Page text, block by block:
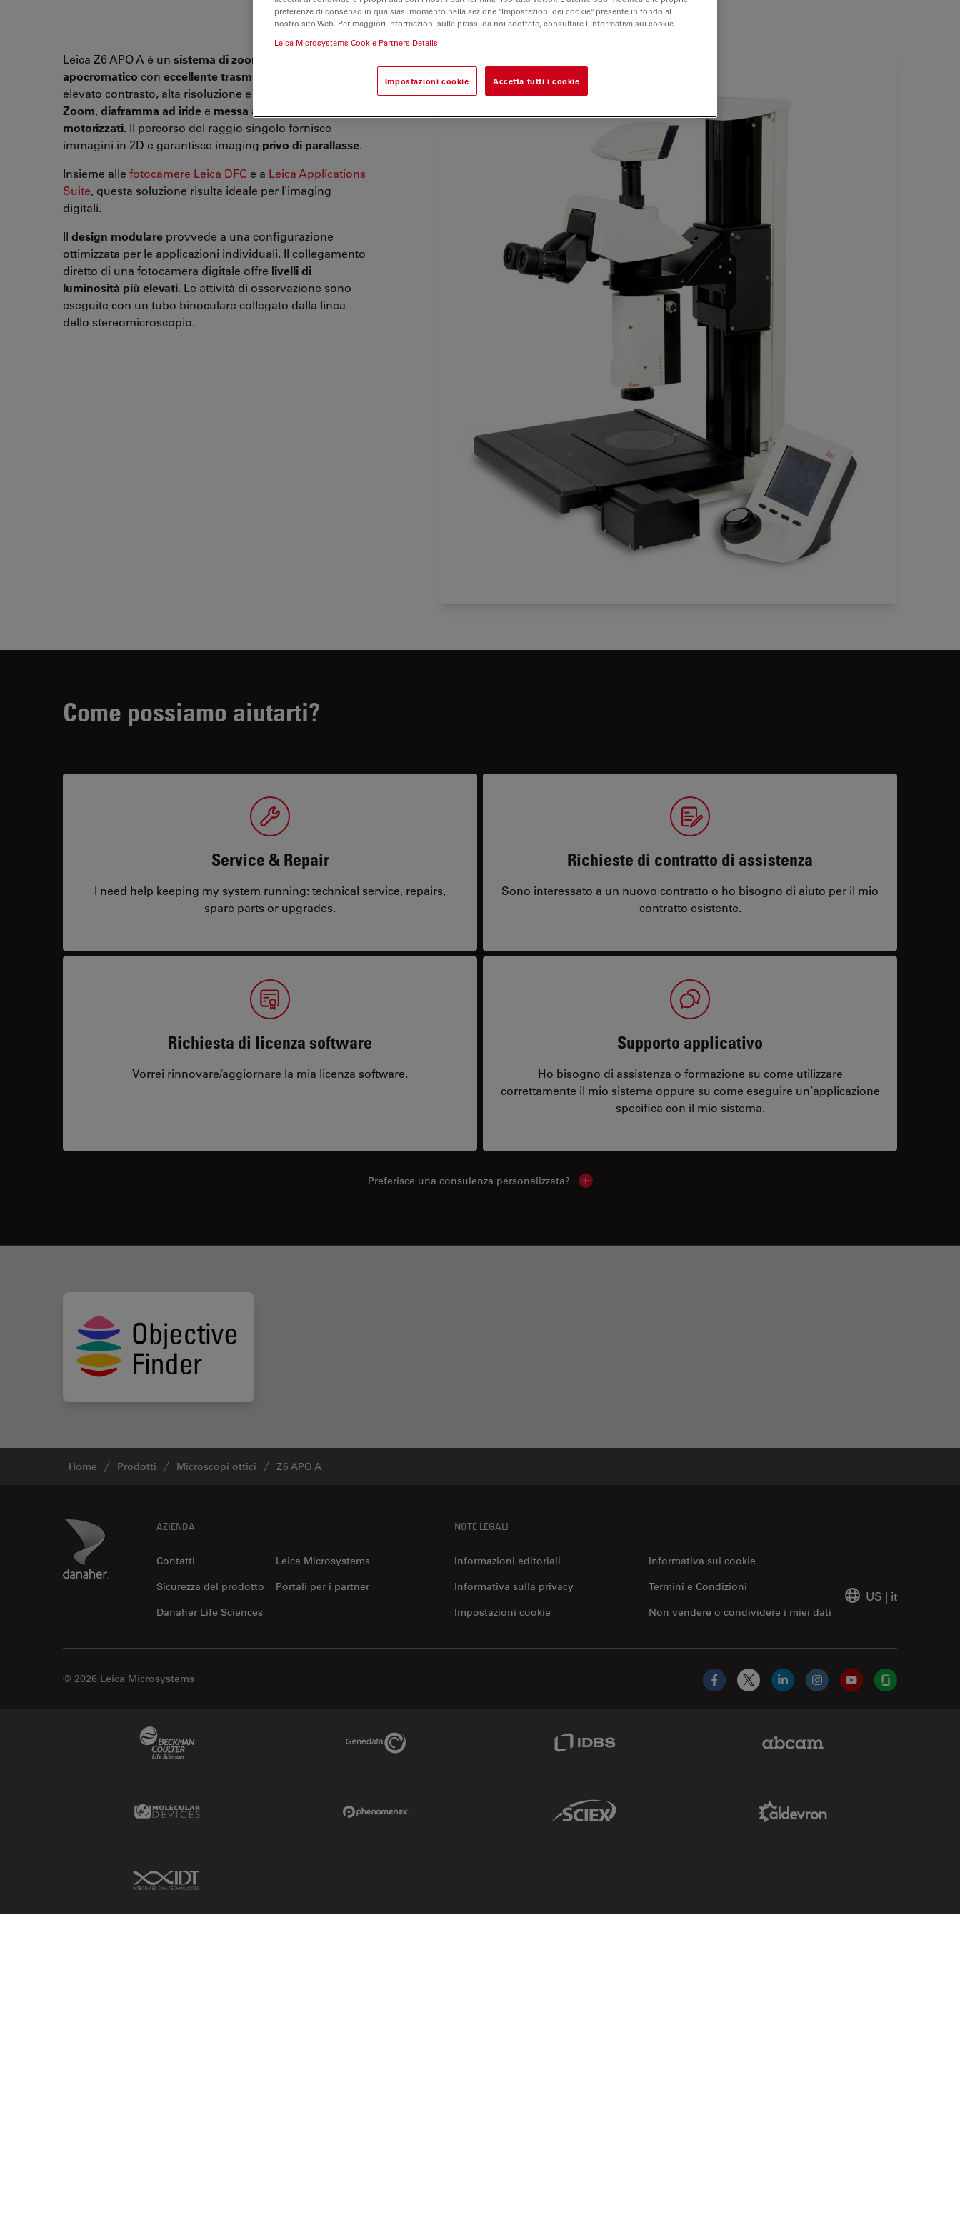
Leica Z6 APO A è un sistema di zoom
apocromatico con eccellente trasmissione della luce
elevato contrasto, alta risoluzione e analisi dettagliata.
Zoom,diaframma ad iride e messa a fuoco
motorizzati. Il percorso del raggio singolo fornisce
immagini in 2D e garantisce imaging privo di parallasse.
Insieme alle fotocamere Leica DFC e a Leica Applications
Suite, questa soluzione risulta ideale per l'imaging
digitali.
Il design modulare provvede a una configurazione
ottimizzata per le applicazioni individuali. Il collegamento
diretto di una fotocamera digitale offre livelli di
luminosità più elevati. Le attività di osservazione sono
eseguite con un tubo binoculare collegato dalla linea
dello stereomicroscopio.
Come possiamo aiutarti?
Service & Repair
I need help keeping my system running: technical service, repairs,
spare parts or upgrades.
Richieste di contratto di assistenza
Sono interessato a un nuovo contratto o ho bisogno di aiuto per il mio
contratto esistente.
Richiesta di licenza software
Vorrei rinnovare/aggiornare la mia licenza software.
Supporto applicativo
Ho bisogno di assistenza o formazione su come utilizzare
correttamente il mio sistema oppure su come eseguire un’applicazione
specifica con il mio sistema.
Preferisce una consulenza personalizzata? Show local contacts
Home Prodotti Microscopi ottici Z6 APO A
Danaher Logo AZIENDA
Contatti
Leica Microsystems
Sicurezza del prodotto
Portali per i partner
Danaher Life Sciences
NOTE LEGALI
Informazioni editoriali
Informativa sui cookie
Informativa sulla privacy
Non vendere o condividere i miei dati
Termini e Condizioni
Impostazioni cookie
US | it
© 2026 Leica Microsystems
Facebook
X LinkedInInstagramYouTubeGlassdoor
Genedata Link
Molecular Devices Link Sciex Link
IDT Link
preferenze di consenso in qualsiasi momento nella sezione "Impostazioni dei cookie" presente in fondo al
nostro sito Web. Per maggiori informazioni sulle prassi da noi adottate, consultare l'Informativa sui cookie
Leica Microsystems Cookie Partners Details
Impostazioni cookie Accetta tutti i cookie